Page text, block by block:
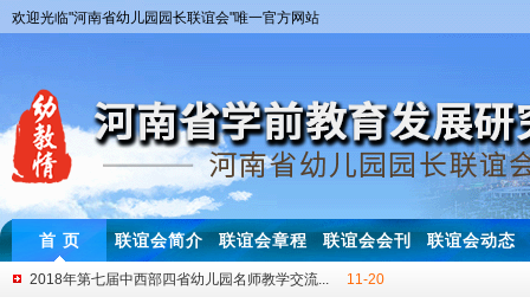
欢迎光临"河南省幼儿园园长联谊会"唯一官方网站
首 页 联谊会简介 联谊会章程 联谊会会刊 联谊会动态
幼儿教师基本功大赛一等奖获得者技能展示与... 01-08